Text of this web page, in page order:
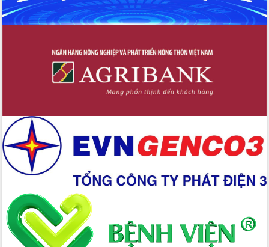
Giai đoạn 2026-2030, Đắk Lắk phấn
đấu có 77% xã đạt chuẩn nông thôn
Chuyển đổi số 'mở đường' cho nông
nghiệp Đắk Lắk tăng trưởng bứt phá
Triển khai đồng bộ đo đạc, lập hồ sơ
địa chính, hoàn thiện cơ sở dữ liệu đất
trong hành trình chuyển đổi số tại Đắk
Đắk Lắk nâng cao hiệu quả công tác
Đảng từ Sổ tay đảng viên điện tử
Đắk Lắk đẩy mạnh nuôi biển công
nghệ, hướng tới phát triển thủy sản
bền vững
Tập huấn nâng cao năng lực triển khai
chuyển đổi số cho cán bộ, công chức
cấp xã